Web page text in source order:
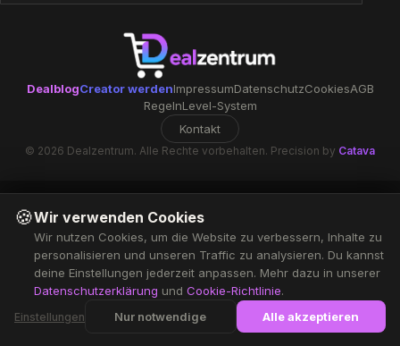
DealblogCreator werdenImpressumDatenschutzCookiesAGB
RegelnLevel-System
Kontakt
© 2026 Dealzentrum. Alle Rechte vorbehalten. Precision by Catava
🍪Wir verwenden Cookies
Wir nutzen Cookies, um die Website zu verbessern, Inhalte zu
personalisieren und unseren Traffic zu analysieren. Du kannst
deine Einstellungen jederzeit anpassen. Mehr dazu in unserer
Datenschutzerklärung und Cookie-Richtlinie.
Einstellungen Nur notwendige Alle akzeptieren